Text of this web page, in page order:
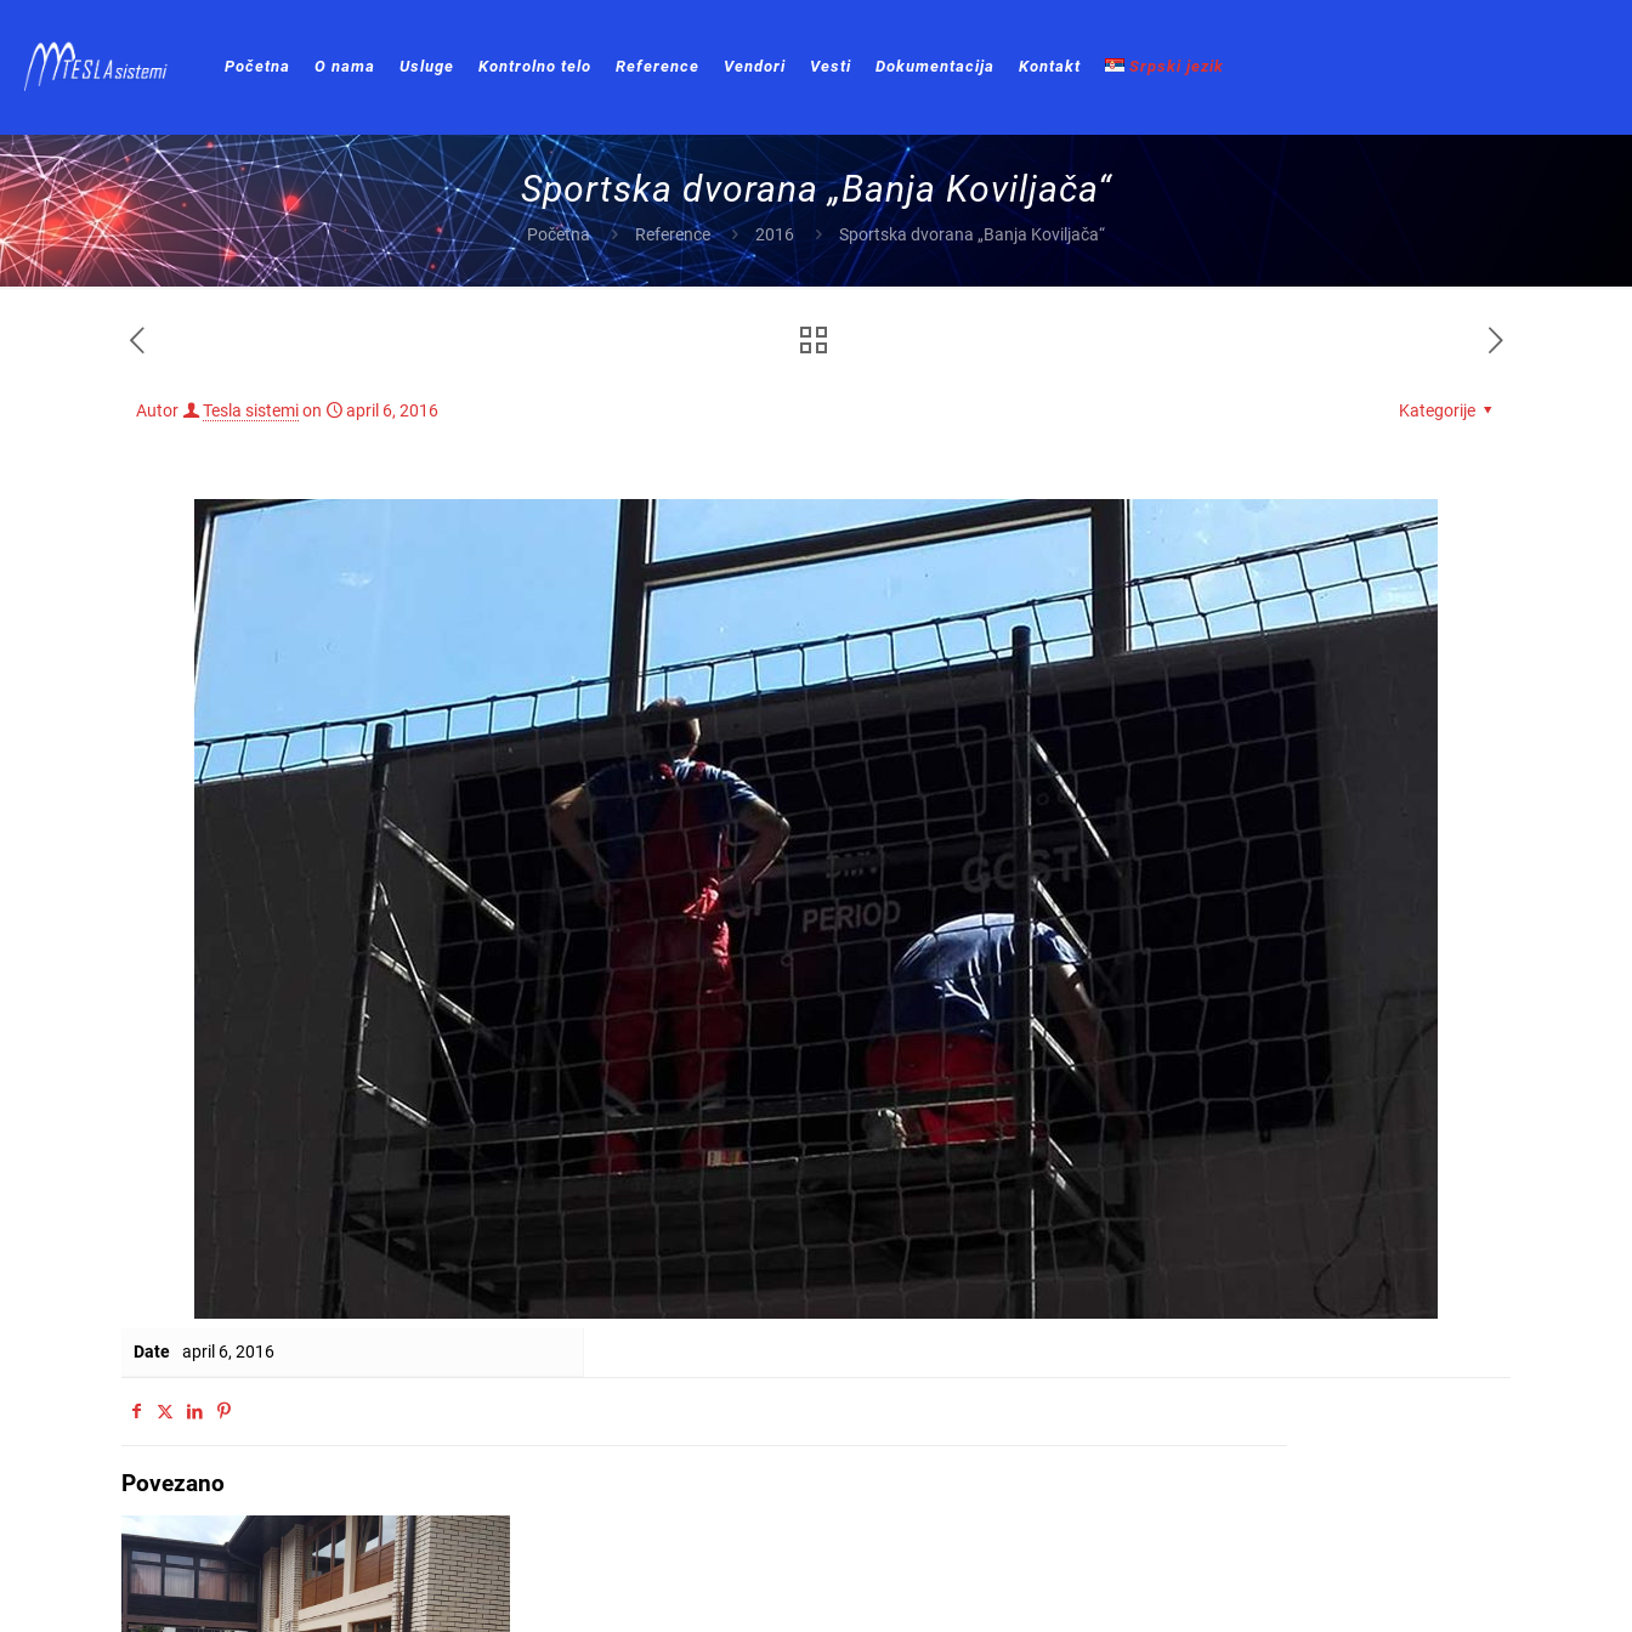
Početna O nama Usluge Kontrolno telo Reference Vendori Vesti Dokumentacija Kontakt Srpski jezik
Sportska dvorana „Banja Koviljača“
Početna Reference 2016 Sportska dvorana „Banja Koviljača“
Autor Tesla sistemion april 6, 2016 Kategorije
Date april 6, 2016
Povezano